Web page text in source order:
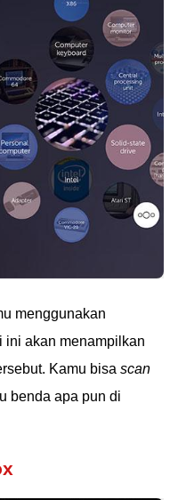
menggunakan
ini akan menampilkan
Kamu bisa scan
benda apa pun di